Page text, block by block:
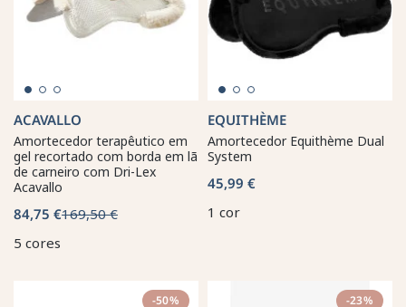
ACAVALLO
Amortecedor terapêutico em
gel recortado com borda em lã
de carneiro com Dri-Lex
Acavallo
84,75 €169,50 €
5 cores
EQUITHÈME
Amortecedor Equithème Dual
System
45,99 €
1 cor
-50% -23%